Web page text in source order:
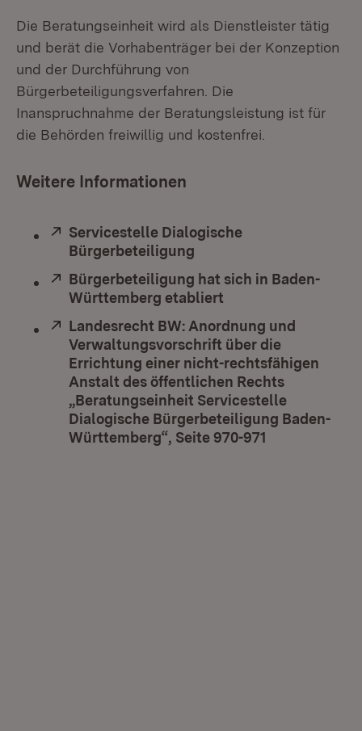
Die Beratungseinheit wird als Dienstleister tätig
und berät die Vorhabenträger bei der Konzeption
und der Durchführung von
Bürgerbeteiligungsverfahren. Die
Inanspruchnahme der Beratungsleistung ist für
die Behörden freiwillig und kostenfrei.
Weitere Informationen
Extern:
Servicestelle Dialogische
Bürgerbeteiligung
Extern:
Bürgerbeteiligung hat sich in Baden-
Württemberg etabliert
Extern:
Landesrecht BW: Anordnung und
Verwaltungsvorschrift über die
Errichtung einer nicht-rechtsfähigen
Anstalt des öffentlichen Rechts
„Beratungseinheit Servicestelle
Dialogische Bürgerbeteiligung Baden-
Württemberg“, Seite 970-971